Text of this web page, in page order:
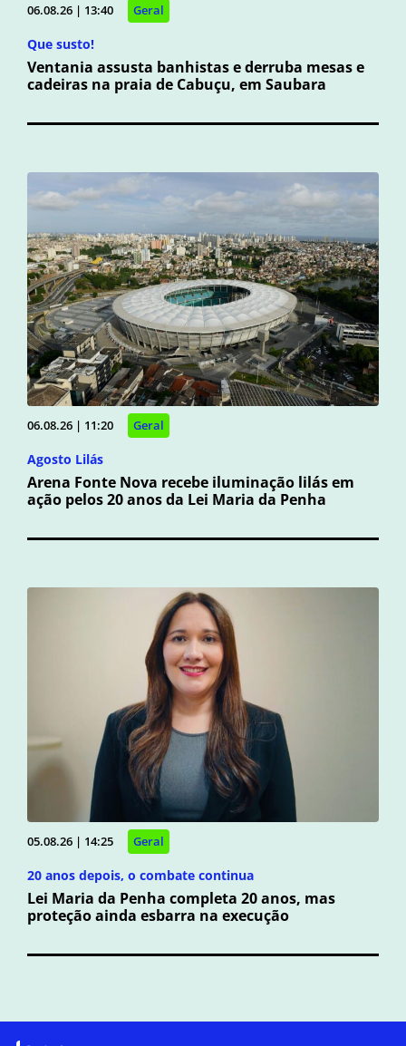
06.08.26 | 13:40 Geral
Que susto!
Ventania assusta banhistas e derruba mesas e
cadeiras na praia de Cabuçu, em Saubara
06.08.26 | 11:20 Geral
Agosto Lilás
Arena Fonte Nova recebe iluminação lilás em
ação pelos 20 anos da Lei Maria da Penha
05.08.26 | 14:25 Geral
20 anos depois, o combate continua
Lei Maria da Penha completa 20 anos, mas
proteção ainda esbarra na execução